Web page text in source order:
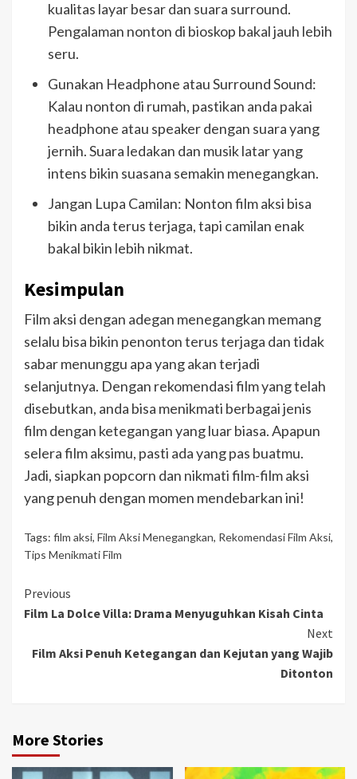
kualitas layar besar dan suara surround.
Pengalaman nonton di bioskop bakal jauh lebih
seru.
Gunakan Headphone atau Surround Sound:
Kalau nonton di rumah, pastikan anda pakai
headphone atau speaker dengan suara yang
jernih. Suara ledakan dan musik latar yang
intens bikin suasana semakin menegangkan.
Jangan Lupa Camilan: Nonton film aksi bisa
bikin anda terus terjaga, tapi camilan enak
bakal bikin lebih nikmat.
Kesimpulan
Film aksi dengan adegan menegangkan memang
selalu bisa bikin penonton terus terjaga dan tidak
sabar menunggu apa yang akan terjadi
selanjutnya. Dengan rekomendasi film yang telah
disebutkan, anda bisa menikmati berbagai jenis
film dengan ketegangan yang luar biasa. Apapun
selera film aksimu, pasti ada yang pas buatmu.
Jadi, siapkan popcorn dan nikmati film-film aksi
yang penuh dengan momen mendebarkan ini!
Tags: film aksi, Film Aksi Menegangkan, Rekomendasi Film Aksi,
Tips Menikmati Film
Continue
Reading
Previous
Film La Dolce Villa: Drama Menyuguhkan Kisah Cinta
Next
Film Aksi Penuh Ketegangan dan Kejutan yang Wajib
Ditonton
More Stories